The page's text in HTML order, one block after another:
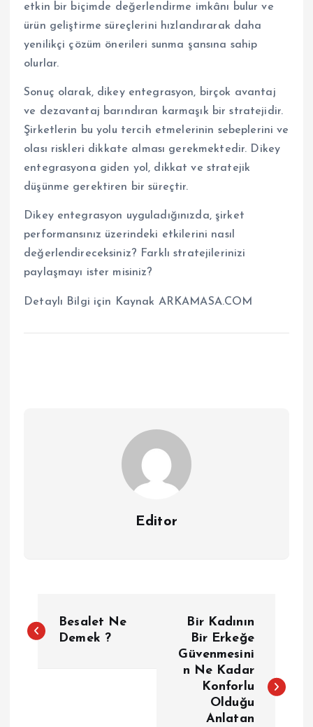
etkin bir biçimde değerlendirme imkânı bulur ve
ürün geliştirme süreçlerini hızlandırarak daha
yenilikçi çözüm önerileri sunma şansına sahip
olurlar.
Sonuç olarak, dikey entegrasyon, birçok avantaj
ve dezavantaj barındıran karmaşık bir stratejidir.
Şirketlerin bu yolu tercih etmelerinin sebeplerini ve
olası riskleri dikkate alması gerekmektedir. Dikey
entegrasyona giden yol, dikkat ve stratejik
düşünme gerektiren bir süreçtir.
Dikey entegrasyon uyguladığınızda, şirket
performansınız üzerindeki etkilerini nasıl
değerlendireceksiniz? Farklı stratejilerinizi
paylaşmayı ister misiniz?
Detaylı Bilgi için Kaynak ARKAMASA.COM
Editor
a
Besalet Ne
Demek ?
Bir Kadının
Bir Erkeğe
Güvenmesini
n Ne Kadar
Konforlu
Olduğu
Anlatan